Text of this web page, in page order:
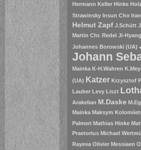
Hermann Keller Hinke Holz
Strawinsky Insun Cho
Helmut Zapf J.Schütt
Martin Chr. Redel Ji-
Johannes Borowski (UA)
Johann
Mainka K-H.Wahren
(UA) Katzer Krzysztof
Lauber Levy Liszt
Arakelian M.Daske
Mainka Maksym
Palmeri Mathias Hinke
Praetorius Michael
Rayeva Olivier Messiaen